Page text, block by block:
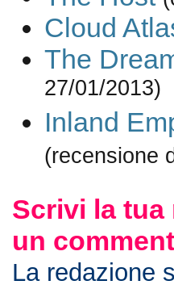
Cloud
The
27/01/2013)
Inland
(recensione
Scrivi la
un
La redazione